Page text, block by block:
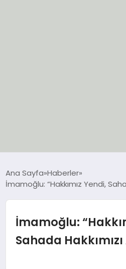
EKONOMİ
GÜNCEL
SIYASET
Ana Sayfa Haberler
İmamoğlu: “Hakkımız Yendi,
İmamoğlu:
Sahada